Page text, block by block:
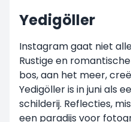
Yedigöller
Instagram gaat niet
Rustige en
bos, aan het meer,
Yedigöller is in juni als
schilderij. Reflecties,
een paradijs voor